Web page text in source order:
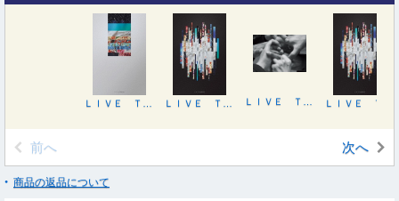
前へ 次へ
商品の返品について